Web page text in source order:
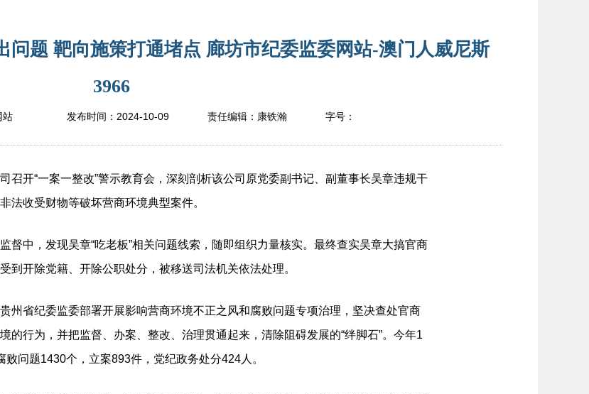
问题 靶向施策打通堵点 廊坊市纪委监委网站-澳门人威尼斯
3966
站 发布时间： 2024-10-09 责任编辑： 康铁瀚 字号：
开“一案一整改”警示教育会，深刻剖析该公司原党委副书记、副董事长吴章违规干
法收受财物等破坏营商环境典型案件。
中，发现吴章“吃老板”相关问题线索，随即组织力量核实。最终查实吴章大搞官商
到开除党籍、开除公职处分，被移送司法机关依法处理。
省纪委监委部署开展影响营商环境不正之风和腐败问题专项治理，坚决查处官商
的行为，并把监督、办案、整改、治理贯通起来，清除阻碍发展的“绊脚石”。今年1
问题1430个，立案893件，党纪政务处分424人。